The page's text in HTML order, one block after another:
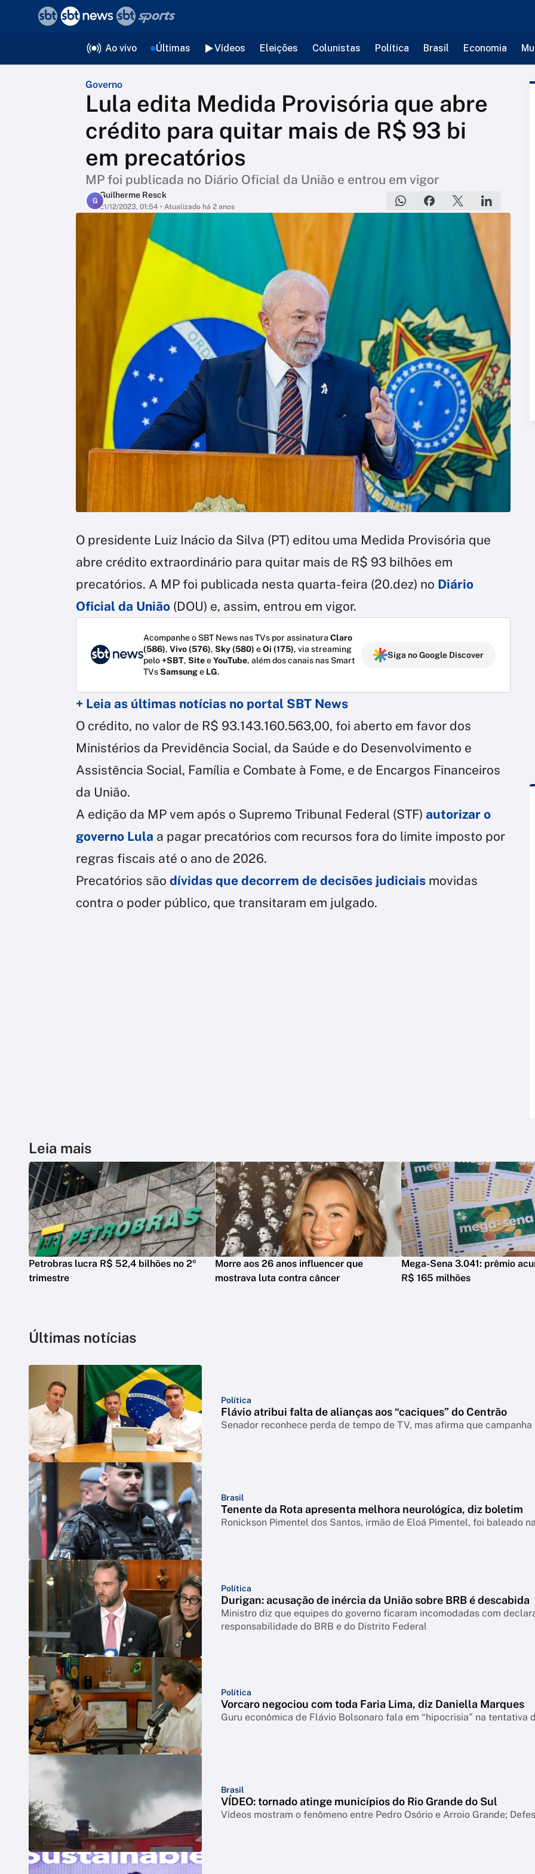
Ao vivo Últimas Vídeos Eleições Colunistas Política Brasil Economia
Governo
Lula edita Medida Provisória que abre
crédito para quitar mais de R$ 93 bi
em precatórios
MP foi publicada no Diário Oficial da União e entrou em vigor
G
Guilherme Resck
21/12/2023, 01:54 • Atualizado há 2 anos
O presidente Luiz Inácio da Silva (PT) editou uma Medida Provisória que
abre crédito extraordinário para quitar mais de R$ 93 bilhões em
precatórios. A MP foi publicada nesta quarta-feira (20.dez) no Diário
Oficial da União (DOU) e, assim, entrou em vigor.
Acompanhe o SBT News nas TVs por assinatura Claro
(586), Vivo (576), Sky (580) eOi (175), via streaming
pelo+SBT, SiteeYouTube, além dos canais nas Smart
TVsSamsunge LG.
Siga no Google Discover
+ Leia as últimas notícias no portal SBT News
O crédito, no valor de R$ 93.143.160.563,00, foi aberto em favor dos
Ministérios da Previdência Social, da Saúde e do Desenvolvimento e
Assistência Social, Família e Combate à Fome, e de Encargos Financeiros
da União.
A edição da MP vem após o Supremo Tribunal Federal (STF) autorizar o
governo Lula a pagar precatórios com recursos fora do limite imposto por
regras fiscais até o ano de 2026.
Precatórios são dívidas que decorrem de decisões judiciais movidas
contra o poder público, que transitaram em julgado.
Leia mais
Petrobras lucra R$ 52,4 bilhões no 2º
trimestre
Morre aos 26 anos influencer que
mostrava luta contra câncer
Mega-Sena 3.041: prêmio
R$ 165 milhões
Últimas notícias
Política
Flávio atribui falta de alianças aos “caciques” do Centrão
Senador reconhece perda de tempo de TV, mas afirma que
Brasil
Tenente da Rota apresenta melhora neurológica, diz boletim
Ronickson Pimentel dos Santos, irmão de Eloá Pimentel, foi baleado
Política
Durigan: acusação de inércia da União sobre BRB é descabida
Ministro diz que equipes do governo ficaram incomodadas com
responsabilidade do BRB e do Distrito Federal
Política
Vorcaro negociou com toda Faria Lima, diz Daniella Marques
Guru econômica de Flávio Bolsonaro fala em “hipocrisia” na tentativa
Brasil
VÍDEO: tornado atinge municípios do Rio Grande do Sul
Vídeos mostram o fenômeno entre Pedro Osório e Arroio Grande;
voltar
Editorias